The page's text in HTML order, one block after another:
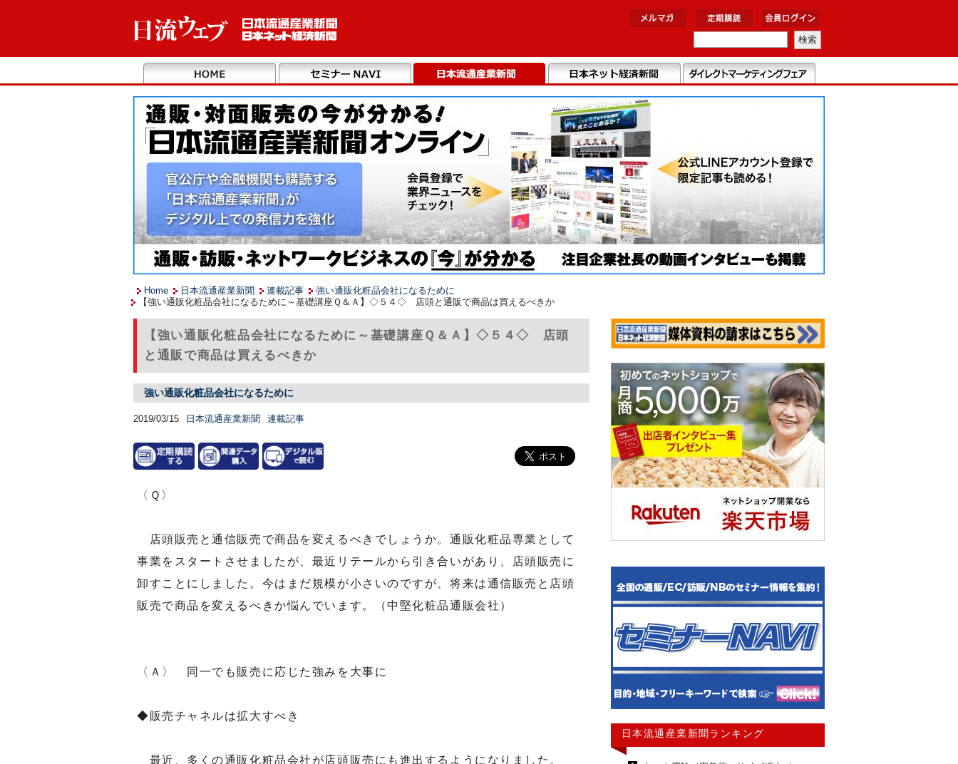
Home 日本流通産業新聞 連載記事
強い通販化粧品会社になるために
【強い通販化粧品会社になるために～基礎講座Ｑ＆Ａ】◇５４◇ 店頭と通販で商品は買えるべきか
【強い通販化粧品会社になるために～基礎講座Ｑ＆Ａ】◇５４◇ 店頭
と通販で商品は買えるべきか
強い通販化粧品会社になるために
2019/03/15 日本流通産業新聞 連載記事
〈Ｑ〉
店頭販売と通信販売で商品を変えるべきでしょうか。通販化粧品専業として
事業をスタートさせましたが、最近リテールから引き合いがあり、店頭販売に
卸すことにしました。今はまだ規模が小さいのですが、将来は通信販売と店頭
販売で商品を変えるべきか悩んでいます。（中堅化粧品通販会社）
〈Ａ〉 同一でも販売に応じた強みを大事に
◆販売チャネルは拡大すべき
最近、多くの通販化粧品会社が店頭販売にも進出するようになりました。
日本流通産業新聞ランキング